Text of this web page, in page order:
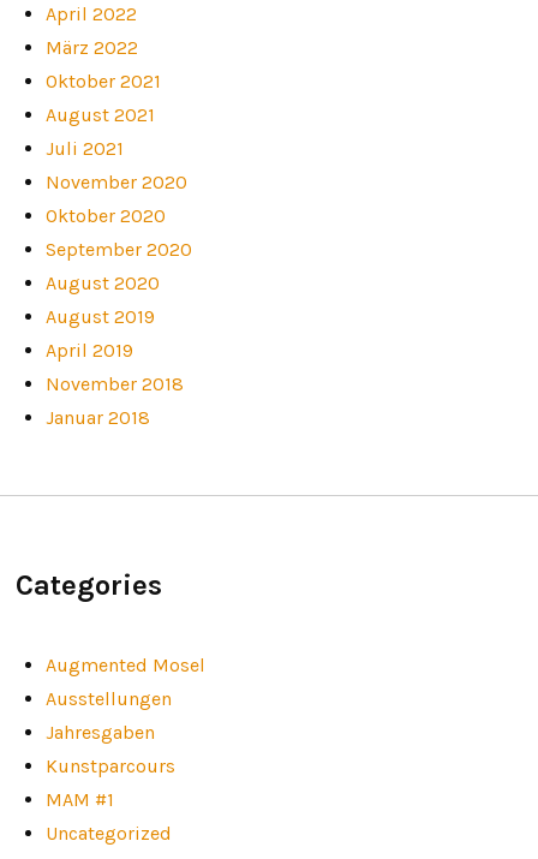
April 2022
März 2022
Oktober 2021
August 2021
Juli 2021
November 2020
Oktober 2020
September 2020
August 2020
August 2019
April 2019
November 2018
Januar 2018
Categories
Augmented Mosel
Ausstellungen
Jahresgaben
Kunstparcours
MAM #1
Uncategorized